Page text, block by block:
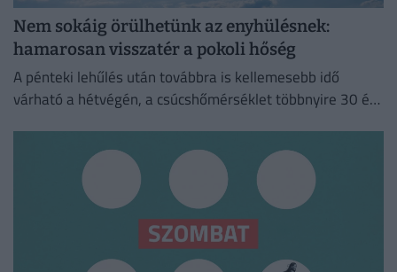
Nem sokáig örülhetünk az enyhülésnek:
hamarosan visszatér a pokoli hőség
A pénteki lehűlés után továbbra is kellemesebb idő
várható a hétvégén, a csúcshőmérséklet többnyire 30 és